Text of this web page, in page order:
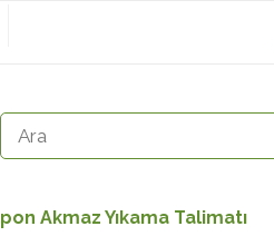
Akmaz Yıkama Talimatı